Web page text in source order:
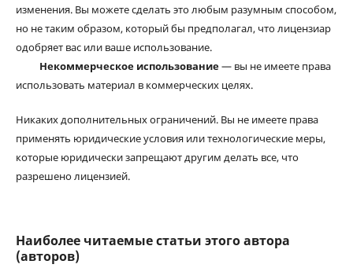
изменения. Вы можете сделать это любым разумным способом,
но не таким образом, который бы предполагал, что лицензиар
одобряет вас или ваше использование.
Некоммерческое использование— вы не имеете права
использовать материал в коммерческих целях.
Никаких дополнительных ограничений. Вы не имеете права
применять юридические условия или технологические меры,
которые юридически запрещают другим делать все, что
разрешено лицензией.
Наиболее читаемые статьи этого автора
(авторов)